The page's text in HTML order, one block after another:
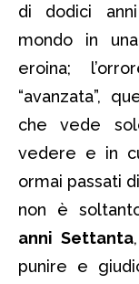
di dodici
mondo in
eroina;
“avanzata”,
che vede
vedere e in
ormai passati
non è
anni Settanta
punire e